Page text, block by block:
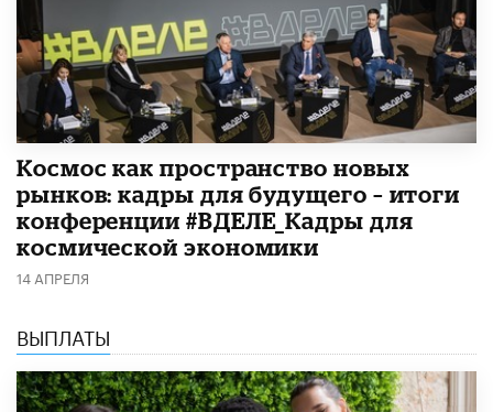
Космос как пространство новых
рынков: кадры для будущего – итоги
конференции #ВДЕЛЕ_Кадры для
космической экономики
14 АПРЕЛЯ
ВЫПЛАТЫ